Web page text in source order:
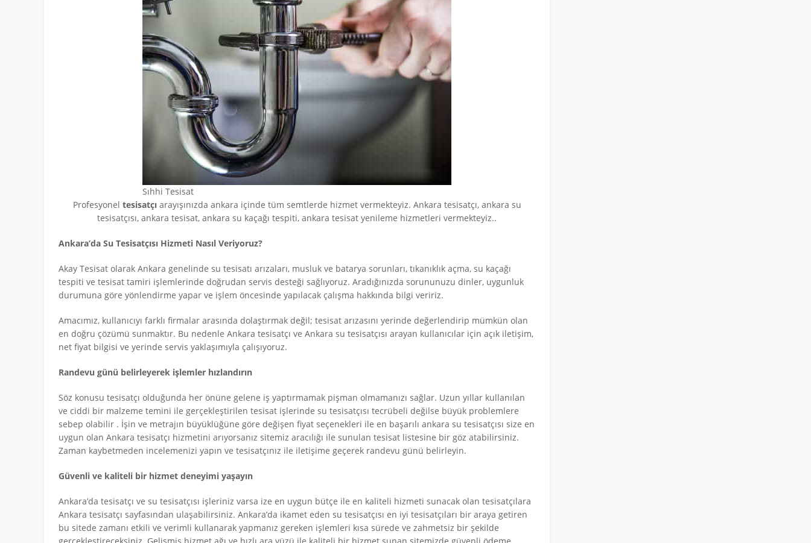
Sıhhi Tesisat
Profesyonel tesisatçıarayışınızda ankara içinde tüm semtlerde hizmet vermekteyiz. Ankara tesisatçı, ankara su
tesisatçısı, ankara tesisat, ankara su kaçağı tespiti, ankara tesisat yenileme hizmetleri vermekteyiz..
Ankara’da Su Tesisatçısı Hizmeti Nasıl Veriyoruz?
Akay Tesisat olarak Ankara genelinde su tesisatı arızaları, musluk ve batarya sorunları, tıkanıklık açma, su kaçağı
tespiti ve tesisat tamiri işlemlerinde doğrudan servis desteği sağlıyoruz. Aradığınızda sorununuzu dinler, uygunluk
durumuna göre yönlendirme yapar ve işlem öncesinde yapılacak çalışma hakkında bilgi veririz.
Amacımız, kullanıcıyı farklı firmalar arasında dolaştırmak değil; tesisat arızasını yerinde değerlendirip mümkün olan
en doğru çözümü sunmaktır. Bu nedenle Ankara tesisatçı ve Ankara su tesisatçısı arayan kullanıcılar için açık iletişim,
net fiyat bilgisi ve yerinde servis yaklaşımıyla çalışıyoruz.
Randevu günü belirleyerek işlemler hızlandırın
Söz konusu tesisatçı olduğunda her önüne gelene iş yaptırmamak pişman olmamanızı sağlar. Uzun yıllar kullanılan
ve ciddi bir malzeme temini ile gerçekleştirilen tesisat işlerinde su tesisatçısı tecrübeli değilse büyük problemlere
sebep olabilir . İşin ve metrajın büyüklüğüne göre değişen fiyat seçenekleri ile en başarılı ankara su tesisatçısı size en
uygun olan Ankara tesisatçı hizmetini arıyorsanız sitemiz aracılığı ile sunulan tesisat listesine bir göz atabilirsiniz.
Zaman kaybetmeden incelemenizi yapın ve tesisatçınız ile iletişime geçerek randevu günü belirleyin.
Güvenli ve kaliteli bir hizmet deneyimi yaşayın
Ankara’da tesisatçı ve su tesisatçısı işleriniz varsa ize en uygun bütçe ile en kaliteli hizmeti sunacak olan tesisatçılara
Ankara tesisatçı sayfasından ulaşabilirsiniz. Ankara’da ikamet eden su tesisatçısı en iyi tesisatçıları bir araya getiren
bu sitede zamanı etkili ve verimli kullanarak yapmanız gereken işlemleri kısa sürede ve zahmetsiz bir şekilde